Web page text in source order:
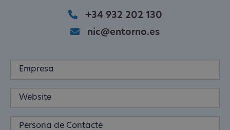
+34 932 202 130
nic@entorno.es